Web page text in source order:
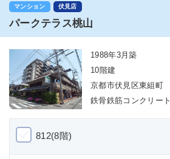
マンション 伏見店
パークテラス桃山
1988年3月築
10階建
京都市伏見区東組町
鉄骨鉄筋コンクリート
812(8階)